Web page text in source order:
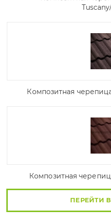
Композитная
Композитная
ПЕРЕЙТИ